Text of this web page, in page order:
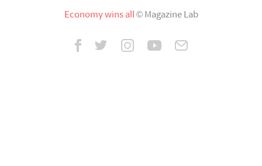
Economy wins all© Magazine Lab